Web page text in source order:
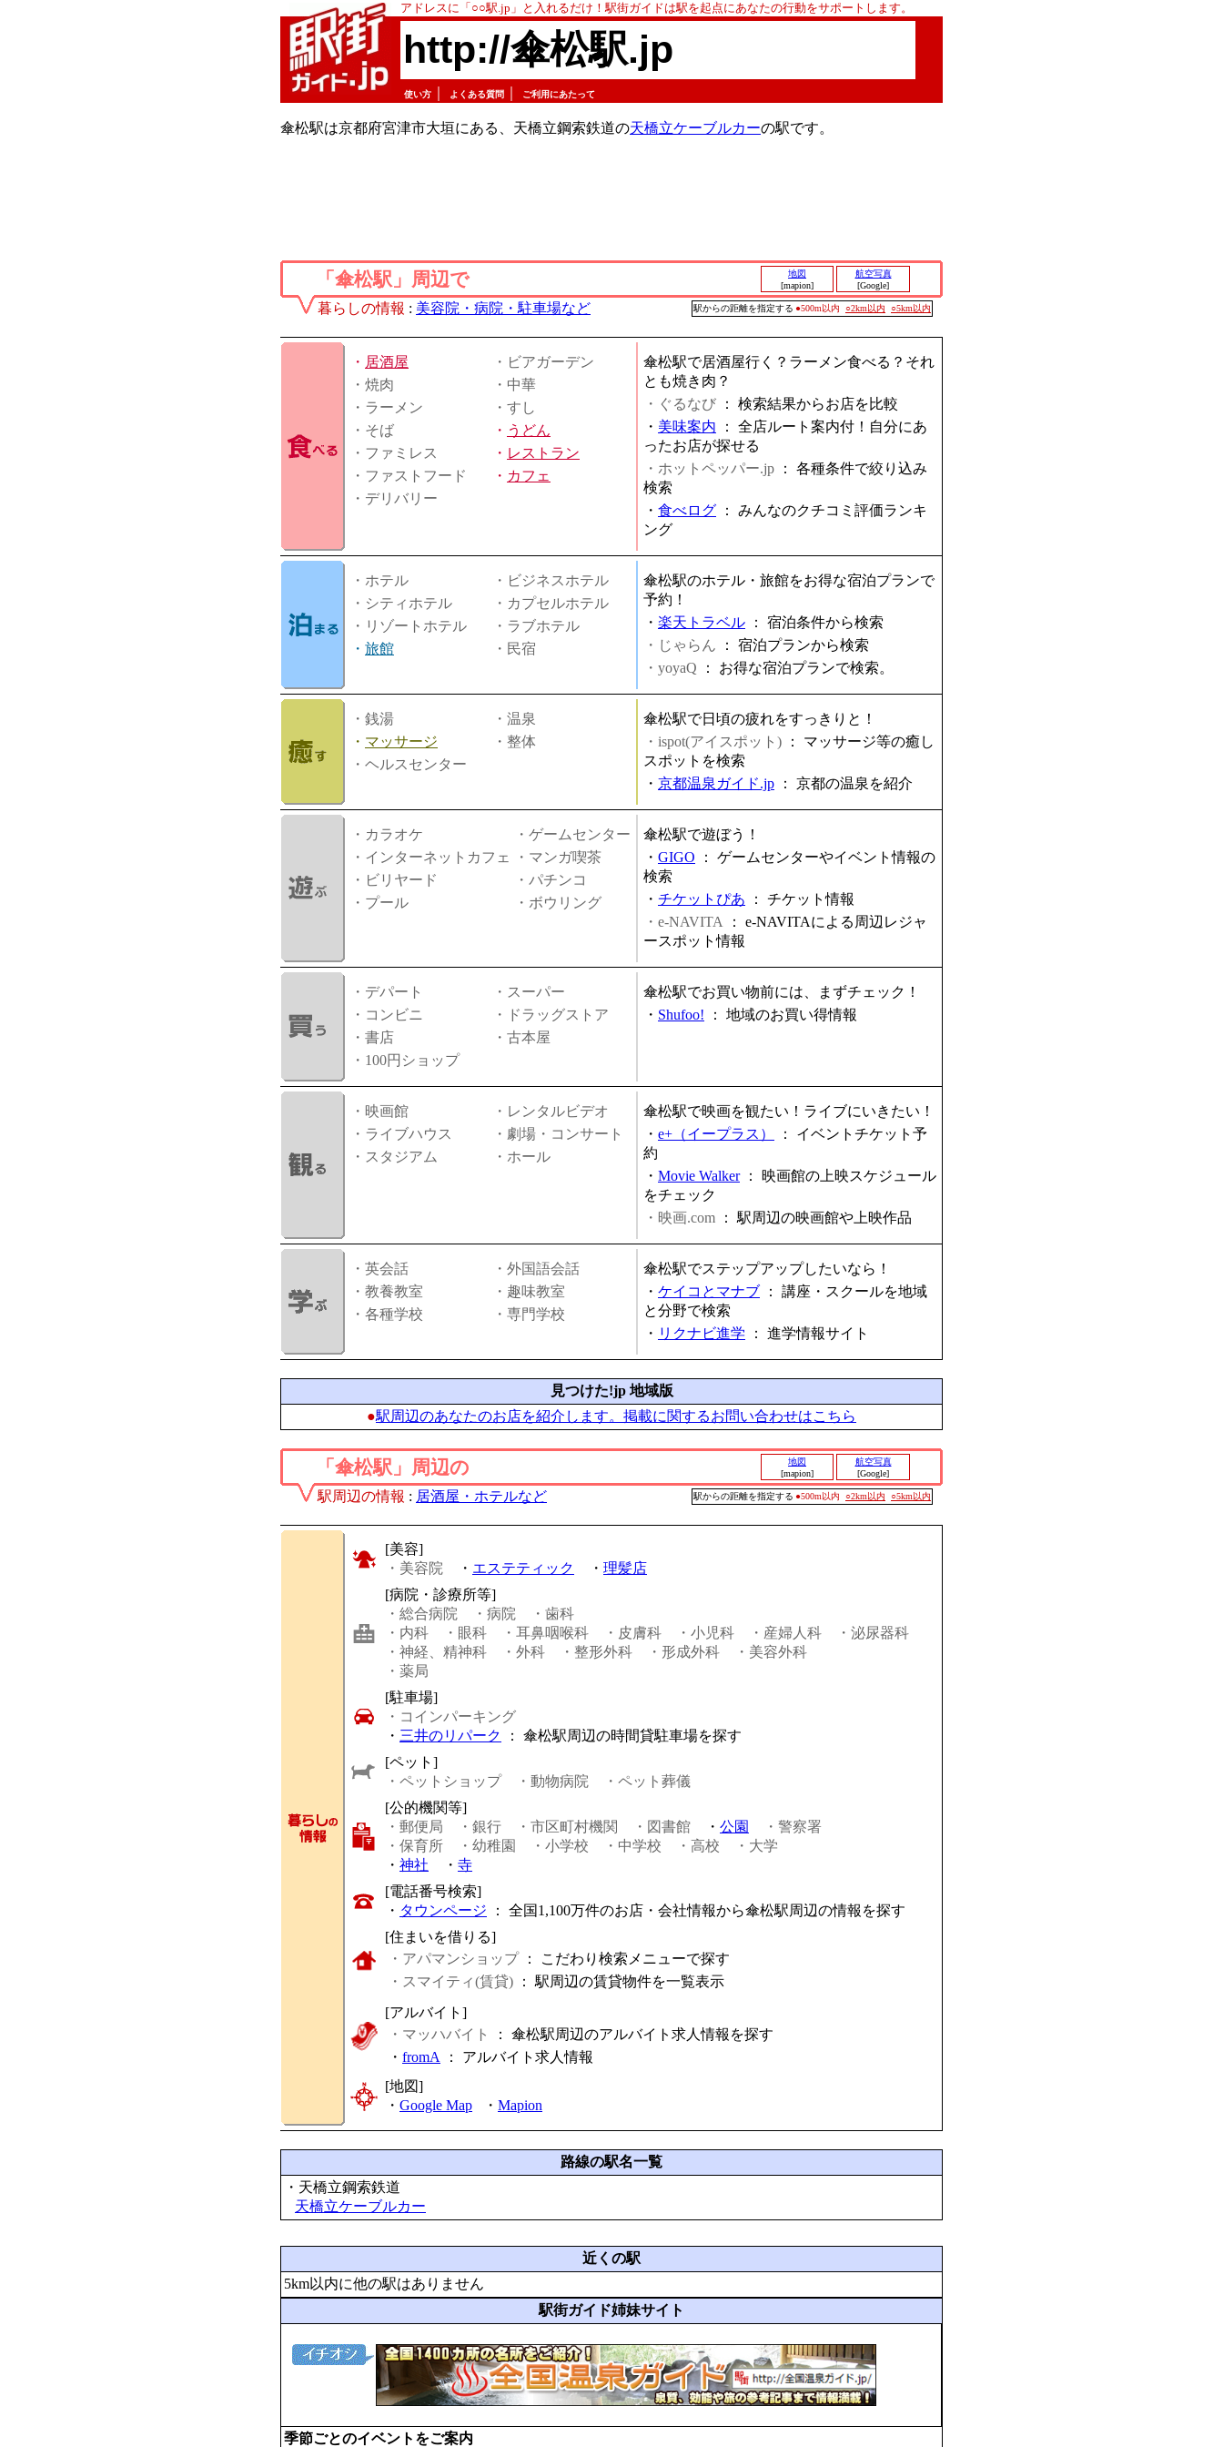
アドレスに「○○駅.jp」と入れるだけ！駅街ガイドは駅を起点にあなたの行動をサポートします。
http://傘松駅.jp
使い方 よくある質問 ご利用にあたって
傘松駅は京都府宮津市大垣にある、天橋立鋼索鉄道の天橋立ケーブルカーの駅です。
「傘松駅」周辺で
地図
[mapion]
航空写真
[Google]
暮らしの情報 : 美容院・病院・駐車場など 駅からの距離を指定する ●500m以内 ○2km以内 ○5km以内
・ 居酒屋
・ビアガーデン
・焼肉
・中華
・ラーメン
・すし
・そば
・ うどん
・ファミレス
・ レストラン
・ファストフード
・ カフェ
・デリバリー
傘松駅で居酒屋行く？ラーメン食べる？それ
とも焼き肉？
・ぐるなび ： 検索結果からお店を比較
・ 美味案内 ： 全店ルート案内付！自分にあ
ったお店が探せる
・ホットペッパー.jp ： 各種条件で絞り込み
検索
・ 食べログ ： みんなのクチコミ評価ランキ
ング
・ホテル
・ビジネスホテル
・シティホテル
・カプセルホテル
・リゾートホテル
・ラブホテル
・ 旅館 ・民宿
傘松駅のホテル・旅館をお得な宿泊プランで
予約！
・ 楽天トラベル ： 宿泊条件から検索
・じゃらん ： 宿泊プランから検索
・yoyaQ ： お得な宿泊プランで検索。
・銭湯
・温泉
・ マッサージ
・整体
・ヘルスセンター
傘松駅で日頃の疲れをすっきりと！
・ispot(アイスポット) ： マッサージ等の癒し
スポットを検索
・ 京都温泉ガイド.jp ： 京都の温泉を紹介
・カラオケ
・ゲームセンター
・インターネットカフェ
・マンガ喫茶
・ビリヤード
・パチンコ
・プール
・ボウリング
傘松駅で遊ぼう！
・ GIGO ： ゲームセンターやイベント情報の
検索
・ チケットぴあ ： チケット情報
・e-NAVITA
： e-NAVITAによる周辺レジャ
ースポット情報
・デパート
・スーパー
・コンビニ
・ドラッグストア
・書店
・古本屋
・100円ショップ
傘松駅でお買い物前には、まずチェック！
・ Shufoo! ： 地域のお買い得情報
・映画館
・レンタルビデオ
・ライブハウス
・劇場・コンサート
・スタジアム
・ホール
傘松駅で映画を観たい！ライブにいきたい！
・ e+（イープラス） ： イベントチケット予
約
・ Movie Walker： 映画館の上映スケジュール
をチェック
・映画.com ： 駅周辺の映画館や上映作品
・英会話
・外国語会話
・教養教室
・趣味教室
・各種学校
・専門学校
傘松駅でステップアップしたいなら！
・ ケイコとマナブ ： 講座・スクールを地域
と分野で検索
・ リクナビ進学 ： 進学情報サイト
見つけた!jp 地域版
●駅周辺のあなたのお店を紹介します。掲載に関するお問い合わせはこちら
「傘松駅」周辺の
地図
[mapion]
航空写真
[Google]
駅周辺の情報 : 居酒屋・ホテルなど 駅からの距離を指定する ●500m以内 ○2km以内 ○5km以内
[美容]
・美容院 ・ エステティック ・ 理髪店
[病院・診療所等]
・総合病院
・病院
・歯科
・内科
・眼科 ・耳鼻咽喉科 ・皮膚科 ・小児科 ・産婦人科
・泌尿器科
・神経、精神科
・外科 ・整形外科 ・形成外科
・美容外科
・薬局
[駐車場]
・コインパーキング
・ 三井のリパーク
： 傘松駅周辺の時間貸駐車場を探す
[ペット]
・ペットショップ
・動物病院
・ペット葬儀
[公的機関等]
・郵便局
・銀行 ・市区町村機関 ・図書館 ・ 公園
・警察署
・保育所
・幼稚園 ・小学校 ・中学校 ・高校
・大学
・ 神社 ・ 寺
[電話番号検索]
・ タウンページ ： 全国1,100万件のお店・会社情報から傘松駅周辺の情報を探す
[住まいを借りる]
・アパマンショップ： こだわり検索メニューで探す
・スマイティ(賃貸) ： 駅周辺の賃貸物件を一覧表示
[アルバイト]
・マッハバイト
： 傘松駅周辺のアルバイト求人情報を探す
・ fromA ： アルバイト求人情報
[地図]
・ Google Map ・ Mapion
路線の駅名一覧
・天橋立鋼索鉄道
天橋立ケーブルカー
近くの駅
5km以内に他の駅はありません
駅街ガイド姉妹サイト
季節ごとのイベントをご案内